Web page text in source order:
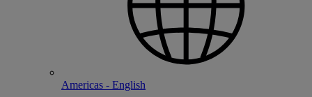
Americas - English